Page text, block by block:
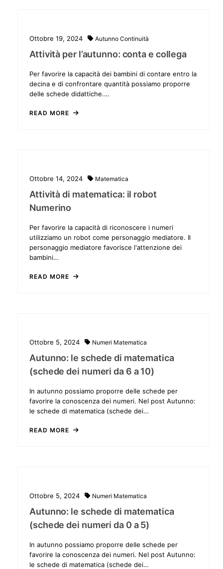
Ottobre 19, 2024 Autunno Continuità
Attività per l’autunno: conta e collega
Per favorire la capacità dei bambini di contare entro la
decina e di confrontare quantità possiamo proporre
delle schede didattiche.…
READ MORE
Ottobre 14, 2024 Matematica
Attività di matematica: il robot
Numerino
Per favorire la capacità di riconoscere i numeri
utilizziamo un robot come personaggio mediatore. Il
personaggio mediatore favorisce l'attenzione dei
bambini…
READ MORE
Ottobre 5, 2024 Numeri Matematica
Autunno: le schede di matematica
(schede dei numeri da 6 a 10)
In autunno possiamo proporre delle schede per
favorire la conoscenza dei numeri. Nel post Autunno:
le schede di matematica (schede dei…
READ MORE
Ottobre 5, 2024 Numeri Matematica
Autunno: le schede di matematica
(schede dei numeri da 0 a 5)
In autunno possiamo proporre delle schede per
favorire la conoscenza dei numeri. Nel post Autunno:
le schede di matematica (schede dei…